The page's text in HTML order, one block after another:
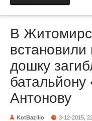
В
встановили
дошку
Антонову
KotBazilio 3-12-2015,